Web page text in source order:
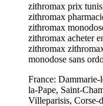
zithromax prix
zithromax
zithromax
zithromax acheter
zithromax
monodose sans
France:
la-Pape, Saint-
Villeparisis, Corse-